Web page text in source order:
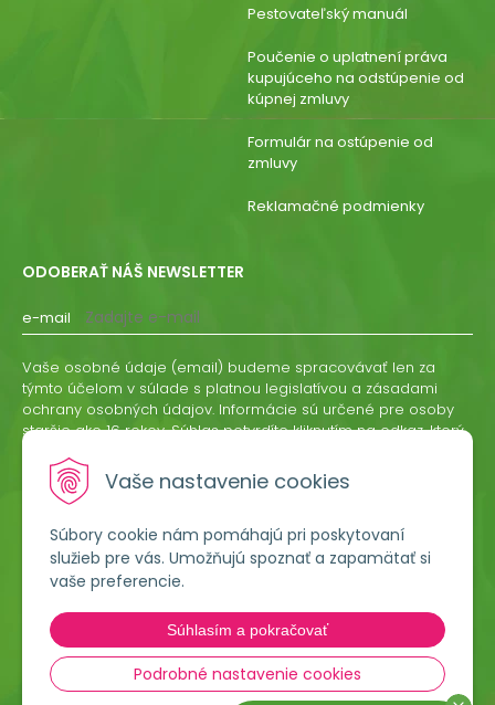
Vaše nastavenie cookies
Súbory cookie nám pomáhajú pri poskytovaní
služieb pre vás. Umožňujú spoznať a zapamätať si
vaše preferencie.
Súhlasím a pokračovať
Podrobné nastavenie cookies
Lumigreen, s.r.o.
Hradská 535
966 54 Tekovské Nemce
Pestovateľský manuál
Poučenie o uplatnení práva
kupujúceho na odstúpenie od
kúpnej zmluvy
Formulár na ostúpenie od
zmluvy
Reklamačné podmienky
ODOBERAŤ NÁŠ NEWSLETTER
e-mail
ODOBERAŤ
Vaše osobné údaje (email) budeme spracovávať len za
týmto účelom v súlade s platnou legislatívou a zásadami
ochrany osobných údajov. Informácie sú určené pre osoby
staršie ako 16 rokov. Súhlas potvrdíte kliknutím na odkaz, ktorý
odvolať písomne, emailom alebo kliknutím na odkaz z
ktoréhokoľvek informačného emailu.